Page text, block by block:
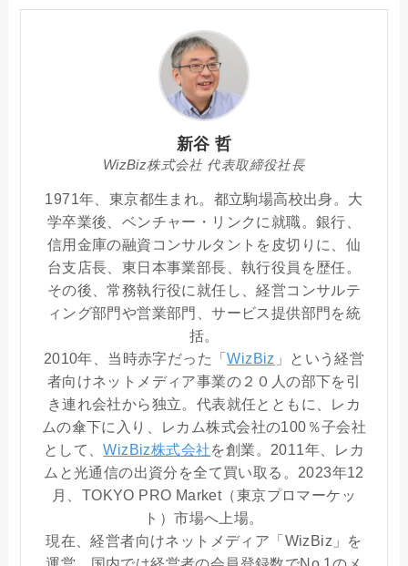
新谷 哲
WizBiz株式会社 代表取締役社長
1971年、東京都生まれ。都立駒場高校出身。大
学卒業後、ベンチャー・リンクに就職。銀行、
信用金庫の融資コンサルタントを皮切りに、仙
台支店長、東日本事業部長、執行役員を歴任。
その後、常務執行役に就任し、経営コンサルテ
ィング部門や営業部門、サービス提供部門を統
括。
2010年、当時赤字だった「WizBiz 」という経営
者向けネットメディア事業の２０人の部下を引
き連れ会社から独立。代表就任とともに、レカ
ムの傘下に入り、レカム株式会社の100％子会社
として、WizBiz株式会社を創業。2011年、レカ
ムと光通信の出資分を全て買い取る。2023年12
月、TOKYO PRO Market（東京プロマーケッ
ト）市場へ上場。
現在、経営者向けネットメディア「WizBiz」を